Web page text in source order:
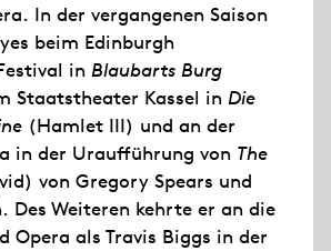
In der vergangenen Saison
beim Edinburgh
in Blaubarts Burg
Staatstheater Kassel in Die
(Hamlet III) und an der
in der Uraufführung von The
von Gregory Spears und
Des Weiteren kehrte er an die
Opera als Travis Biggs in der